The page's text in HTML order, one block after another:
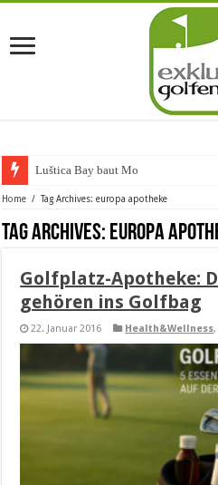
Luštica Bay baut Montene
Home / Tag Archives: europa apotheke
Tag Archives: europa
Golfplatz-Apotheke:
gehören ins Golfbag
22. Januar 2016 Health&Wellness,